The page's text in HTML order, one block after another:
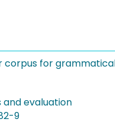
corpus for
and evaluation
​9